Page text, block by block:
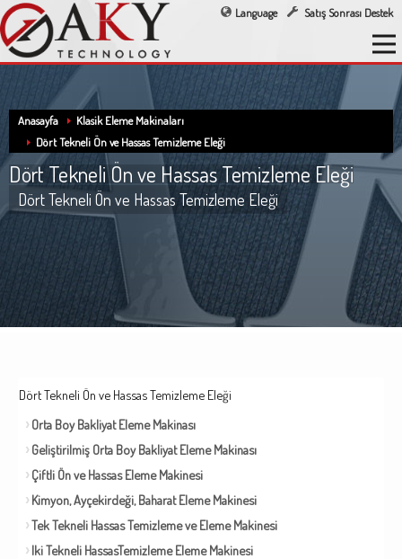
Language Satış Sonrası Destek
Anasayfa
Klasik Eleme Makinaları
Dört Tekneli Ön ve Hassas Temizleme Eleği
Dört Tekneli Ön ve Hassas Temizleme Eleği
Dört Tekneli Ön ve Hassas Temizleme Eleği
Dört Tekneli Ön ve Hassas Temizleme Eleği
Orta Boy Bakliyat Eleme Makinası
Geliştirilmiş Orta Boy Bakliyat Eleme Makinası
Çiftli Ön ve Hassas Eleme Makinesi
Kimyon, Ayçekirdeği, Baharat Eleme Makinesi
Tek Tekneli Hassas Temizleme ve Eleme Makinesi
Iki Tekneli HassasTemizleme Eleme Makinesi